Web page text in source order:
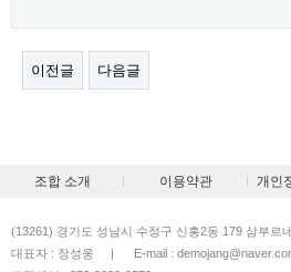
이전글 다음글
조합 소개 이용약관 개인
(13261) 경기도 성남시 수정구 신흥2동 179 삼부르
대표자 : 장성웅
|
E-mail :